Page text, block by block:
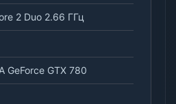
2 Duo 2.66 ГГц
GeForce GTX 780